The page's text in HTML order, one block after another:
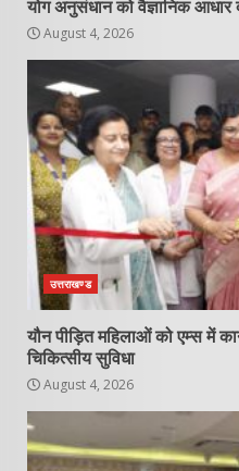
योग अनुसंधान को वैज्ञानिक
August 4, 2026
उत्तराखण्ड
यौन पीड़ित महिलाओं को एम्स में
चिकित्सीय सुविधा
August 4, 2026